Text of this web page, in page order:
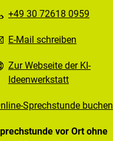
+49 30 72618 0959
E-Mail schreiben
Zur Webseite der KI-
Ideenwerkstatt
Sprechstunde buchen
vor Ort ohne